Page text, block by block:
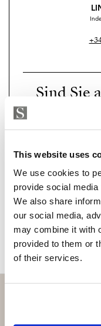
This website uses
We use cookies to
provide social
We also share
our social media,
may combine it with
provided to them or
of their services.
Sind Sie
we will
viewings
Sie uns noch
Schritt in Richtung